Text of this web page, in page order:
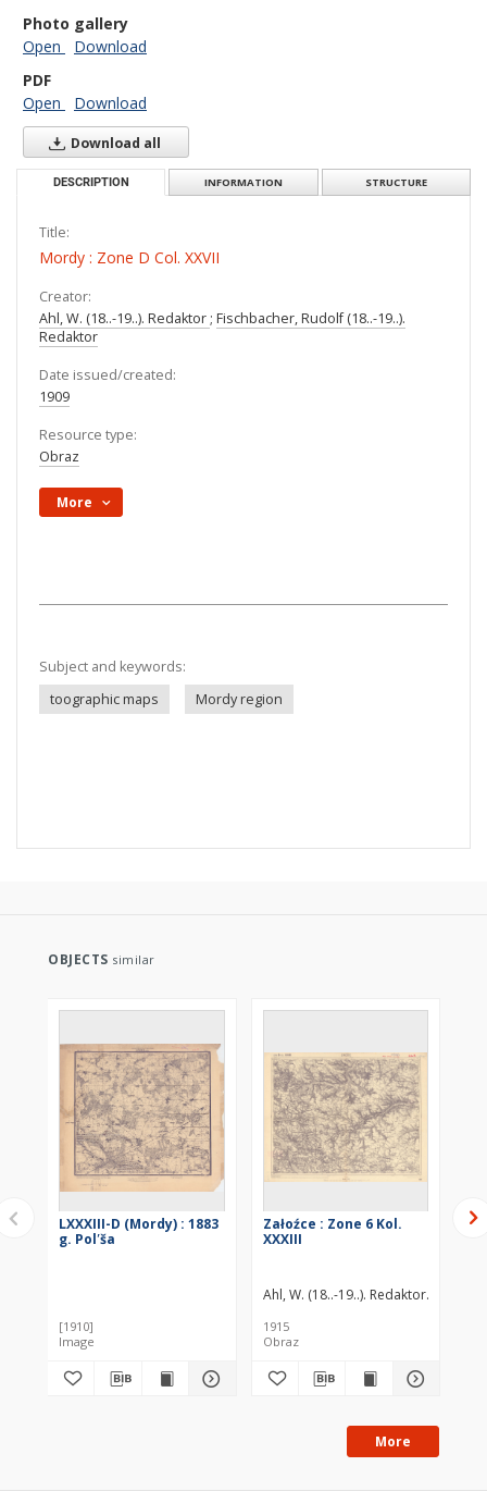
Photo gallery
Open
Download
PDF
Open
Download
Download all
DESCRIPTION INFORMATION STRUCTURE
Title:
Mordy : Zone D Col. XXVII
Creator:
Ahl, W. (18..-19..). Redaktor ; Fischbacher, Rudolf (18..-19..).
Redaktor
Date issued/created:
1909
Resource type:
Obraz
More
Subject and keywords:
toographic maps
Mordy region
OBJECTS similar
LXXXIII-D (Mordy) : 1883
g. Polʹša
[1910]
Image
Załoźce : Zone 6 Kol.
XXXIII
Ahl, W. (18..-19..). Redaktor
1915
Obraz
More